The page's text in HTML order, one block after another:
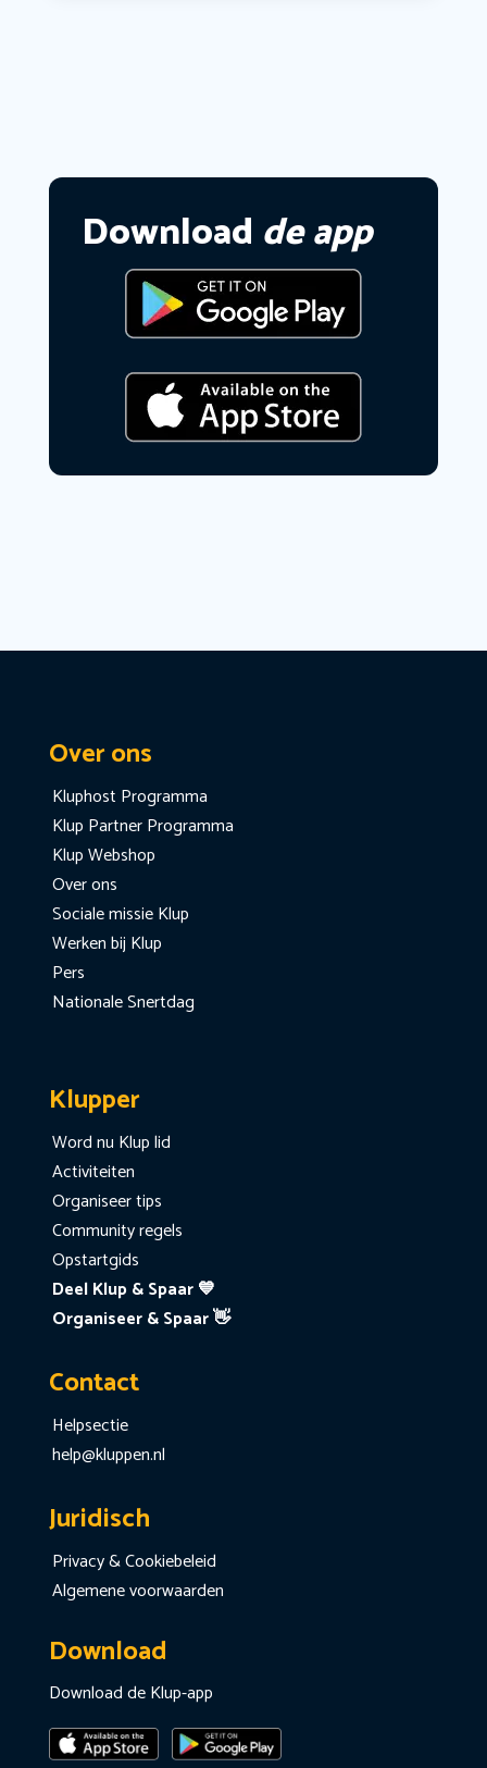
Download de app
Over ons
Kluphost Programma
Klup Partner Programma
Klup Webshop
Over ons
Sociale missie Klup
Werken bij Klup
Pers
Nationale Snertdag
Klupper
Word nu Klup lid
Activiteiten
Organiseer tips
Community regels
Opstartgids
Deel Klup & Spaar 💙
Organiseer & Spaar 👋
Contact
Helpsectie
help@kluppen.nl
Juridisch
Privacy & Cookiebeleid
Algemene voorwaarden
Download
Download de Klup-app